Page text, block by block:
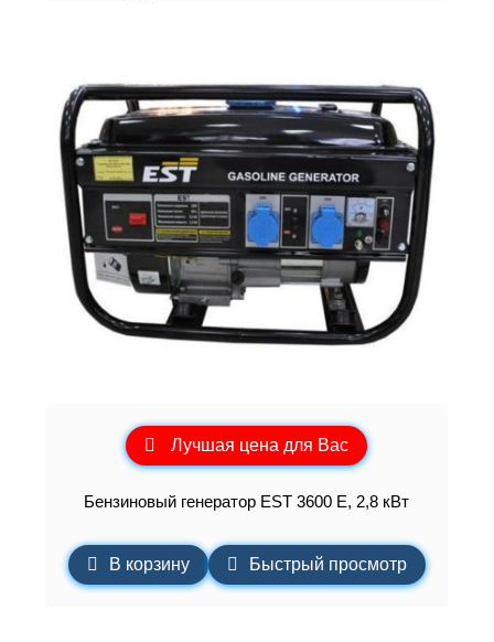
Лучшая цена для Вас
Бензиновый генератор EST 3600 E, 2,8 кВт
В корзину Быстрый просмотр